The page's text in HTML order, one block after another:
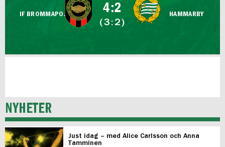
IF BROMMAPOJKARNA 4:2
(3:2)
HAMMARBY
NYHETER
Just idag – med Alice Carlsson och Anna
Tamminen